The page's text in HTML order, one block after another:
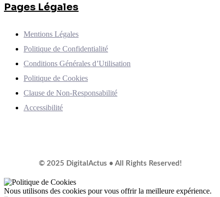
Pages Légales
Mentions Légales
Politique de Confidentialité
Conditions Générales d’Utilisation
Politique de Cookies
Clause de Non-Responsabilité
Accessibilité
© 2025 DigitalActus • All Rights Reserved!
Nous utilisons des cookies pour vous offrir la meilleure expérience.